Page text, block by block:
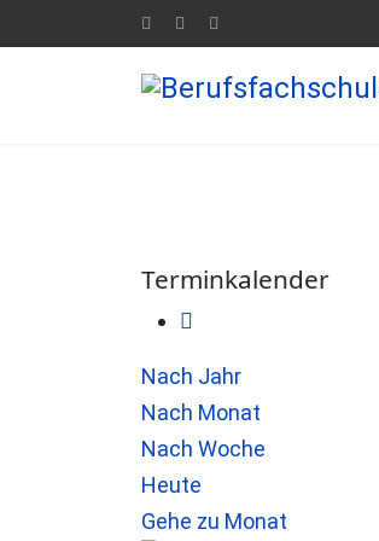
Terminkalender
Nach Jahr
Nach Monat
Nach Woche
Heute
Gehe zu Monat